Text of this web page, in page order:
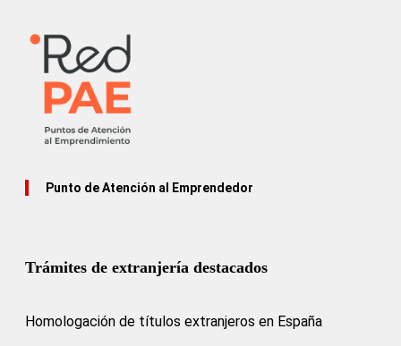
Punto de Atención al Emprendedor
Trámites de extranjería destacados
Homologación de títulos extranjeros en España